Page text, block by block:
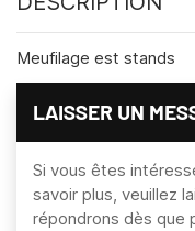
Meufilage est stands
LAISSER UN
Si vous êtes
savoir plus, veuillez
répondrons dès que